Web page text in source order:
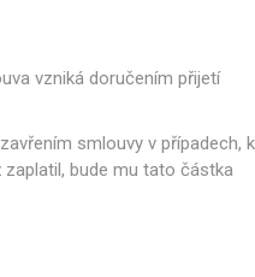
vzniká doručením přijetí
smlouvy v případech,
zaplatil, bude mu tato částka